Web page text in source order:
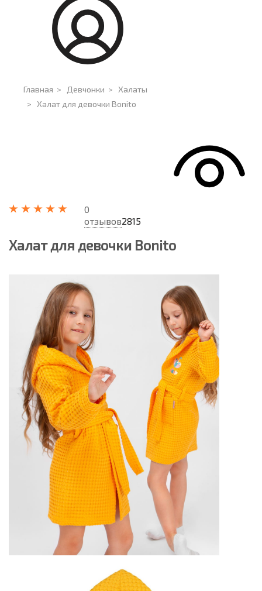
Главная > Девчонки > Халаты
> Халат для девочки Bonito
0
отзывов2815
Халат для девочки Bonito